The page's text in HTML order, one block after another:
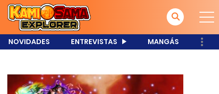
NOVIDADES ENTREVISTAS MANGÁS